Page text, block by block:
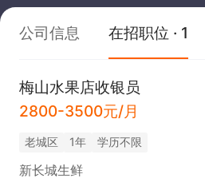
公司信息 在招职位 · 1
梅山水果店收银员
2800-3500元/月
老城区 1年 学历不限
新长城生鲜